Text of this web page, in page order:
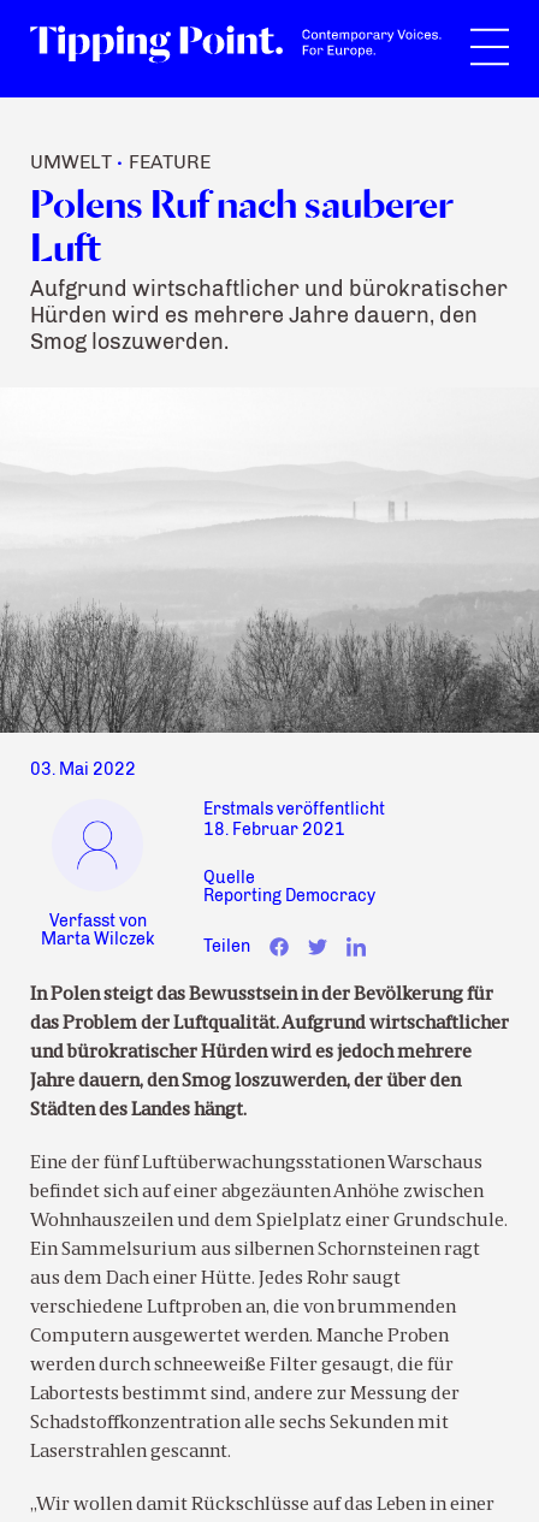
UMWELT • FEATURE
Polens Ruf nach sauberer
Luft
Aufgrund wirtschaftlicher und bürokratischer
Hürden wird es mehrere Jahre dauern, den
Smog loszuwerden.
03. Mai 2022
Verfasst von
Marta Wilczek
Erstmals veröffentlicht
18. Februar 2021
Quelle
Reporting Democracy
Teilen
In Polen steigt das Bewusstsein in der Bevölkerung für
das Problem der Luftqualität. Aufgrund wirtschaftlicher
und bürokratischer Hürden wird es jedoch mehrere
Jahre dauern, den Smog loszuwerden, der über den
Städten des Landes hängt.
Eine der fünf Luftüberwachungsstationen Warschaus
befindet sich auf einer abgezäunten Anhöhe zwischen
Wohnhauszeilen und dem Spielplatz einer Grundschule.
Ein Sammelsurium aus silbernen Schornsteinen ragt
aus dem Dach einer Hütte. Jedes Rohr saugt
verschiedene Luftproben an, die von brummenden
Computern ausgewertet werden. Manche Proben
werden durch schneeweiße Filter gesaugt, die für
Labortests bestimmt sind, andere zur Messung der
Schadstoffkonzentration alle sechs Sekunden mit
Laserstrahlen gescannt.
„Wir wollen damit Rückschlüsse auf das Leben in einer